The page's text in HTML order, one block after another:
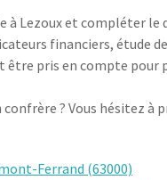
à Lezoux et compléter
financiers,
pris en compte pour
? Vous hésitez à
Ferrand (63000)